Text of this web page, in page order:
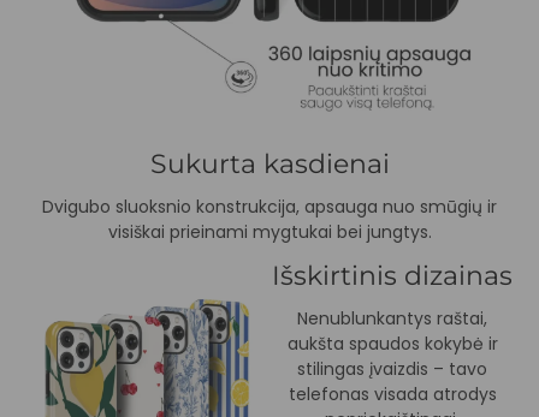
Sukurta kasdienai
Dvigubo sluoksnio konstrukcija, apsauga nuo smūgių ir
visiškai prieinami mygtukai bei jungtys.
Išskirtinis dizainas
Nenublunkantys raštai,
aukšta spaudos kokybė ir
stilingas įvaizdis – tavo
telefonas visada atrodys